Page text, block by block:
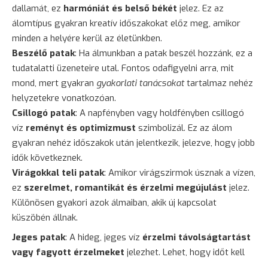
dallamát, ez harmóniát és belső békét jelez. Ez az
álomtípus gyakran kreatív időszakokat előz meg, amikor
minden a helyére kerül az életünkben.
Beszélő patak: Ha álmunkban a patak beszél hozzánk, ez a
tudatalatti üzeneteire utal. Fontos odafigyelni arra, mit
mond, mert gyakran gyakorlati tanácsokattartalmaz nehéz
helyzetekre vonatkozóan.
Csillogó patak: A napfényben vagy holdfényben csillogó
víz reményt és optimizmust szimbolizál. Ez az álom
gyakran nehéz időszakok után jelentkezik, jelezve, hogy jobb
idők következnek.
Virágokkal teli patak: Amikor virágszirmok úsznak a vízen,
ez szerelmet, romantikát és érzelmi megújulást jelez.
Különösen gyakori azok álmaiban, akik új kapcsolat
küszöbén állnak.
Jeges patak: A hideg, jeges víz érzelmi távolságtartást
vagy fagyott érzelmeket jelezhet. Lehet, hogy időt kell